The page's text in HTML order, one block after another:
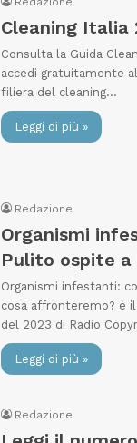
Cleaning Italia
Consulta la Guida
accedi gratuitamente
filiera del cleaning…
Leggi di più »
Redazione
Organismi
Pulito ospite a
Organismi infestanti:
cosa affronteremo? è
del 2023 di Radio
Leggi di più »
Redazione